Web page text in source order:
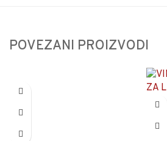
POVEZANI PROIZVODI